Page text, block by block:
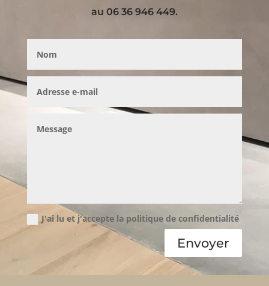
au 06 36 946 449.
J'ai lu et j'accepte la politique de confidentialité
Envoyer